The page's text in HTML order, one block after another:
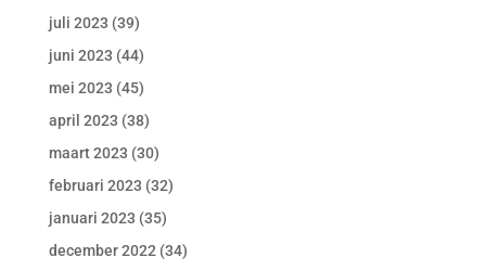
juli 2023 (39)
juni 2023 (44)
mei 2023 (45)
april 2023 (38)
maart 2023 (30)
februari 2023 (32)
januari 2023 (35)
december 2022 (34)